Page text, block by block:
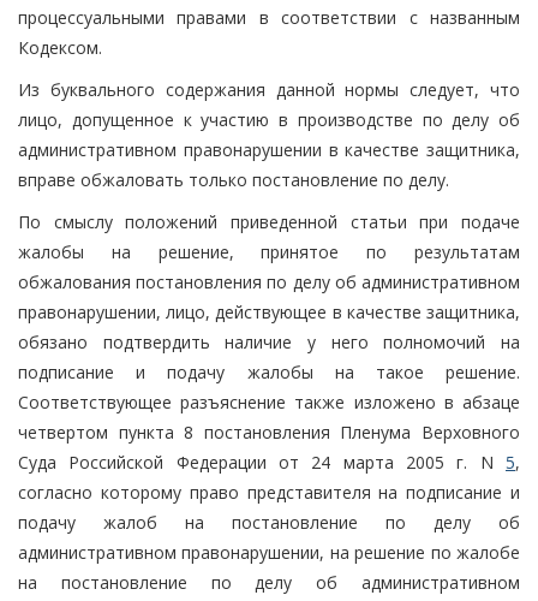
процессуальными правами в соответствии с названным
Кодексом.
Из буквального содержания данной нормы следует, что
лицо, допущенное к участию в производстве по делу об
административном правонарушении в качестве защитника,
вправе обжаловать только постановление по делу.
По смыслу положений приведенной статьи при подаче
жалобы на решение, принятое по результатам
обжалования постановления по делу об административном
правонарушении, лицо, действующее в качестве защитника,
обязано подтвердить наличие у него полномочий на
подписание и подачу жалобы на такое решение.
Соответствующее разъяснение также изложено в абзаце
четвертом пункта 8 постановления Пленума Верховного
Суда Российской Федерации от 24 марта 2005 г. N 5,
согласно которому право представителя на подписание и
подачу жалоб на постановление по делу об
административном правонарушении, на решение по жалобе
на постановление по делу об административном